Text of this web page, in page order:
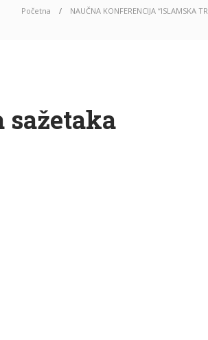
Početna NAUČNA KONFERENCIJA “ISLAMSKA